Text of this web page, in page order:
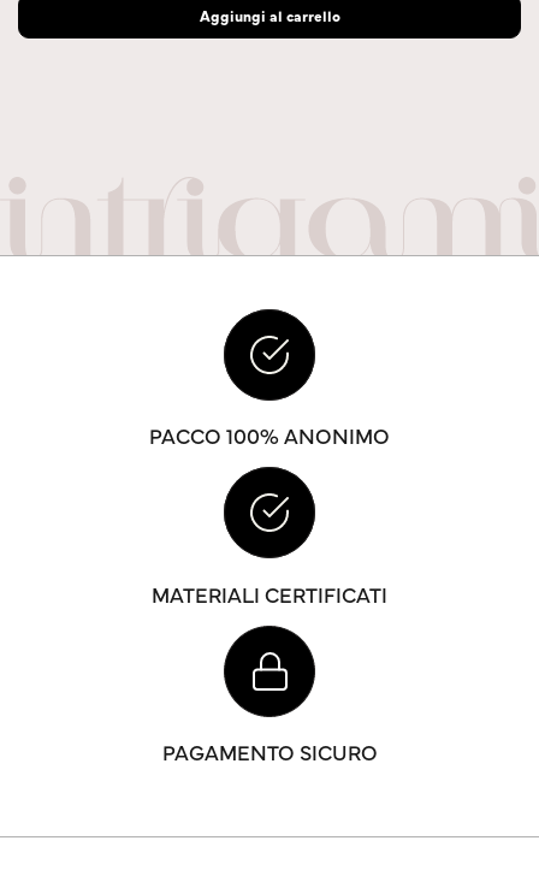
Aggiungi al carrello
PACCO 100% ANONIMO
MATERIALI CERTIFICATI
PAGAMENTO SICURO